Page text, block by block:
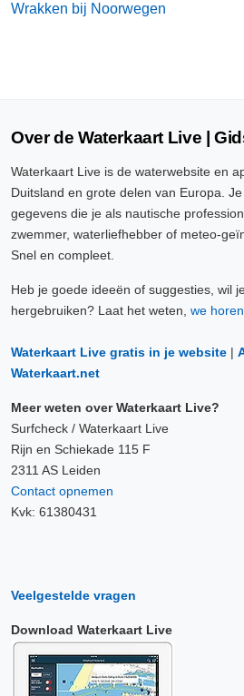
Wrakken bij Noorwegen
Over de Waterkaart Live |
Waterkaart Live is de waterwebsite en
Duitsland en grote delen van Europa.
gegevens die je als nautische
zwemmer, waterliefhebber of meteo-
Snel en compleet.
Heb je goede ideeën of suggesties, wil
hergebruiken? Laat het weten, we
Waterkaart Live gratis in je website |
Waterkaart.net
Meer weten over Waterkaart Live?
Surfcheck / Waterkaart Live
Rijn en Schiekade 115 F
2311 AS Leiden
Contact opnemen
Kvk: 61380431
Veelgestelde vragen
Download Waterkaart Live